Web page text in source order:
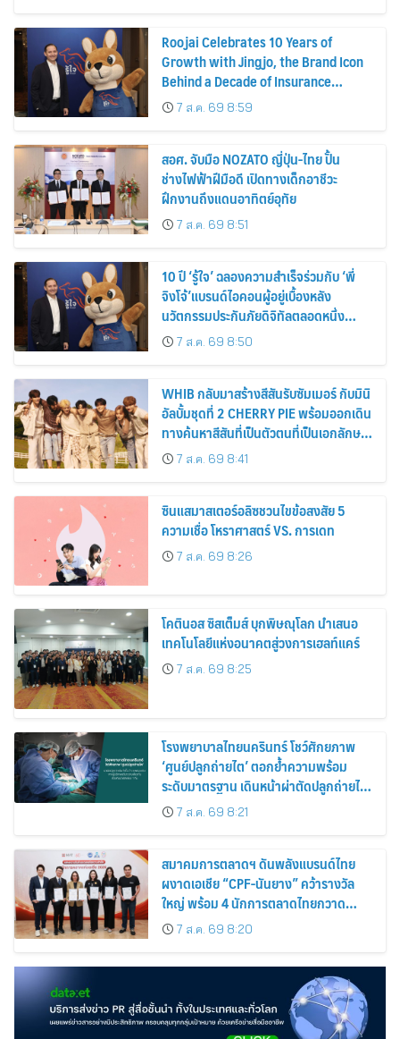
Roojai Celebrates 10 Years of
Growth with Jingjo, the Brand Icon
Behind a Decade of Insurance
Innovation
7 ส.ค. 69 8:59
สอศ. จับมือ NOZATO ญี่ปุ่น-ไทย ปั้น
ช่างไฟฟ้าฝีมือดี เปิดทางเด็กอาชีวะ
ฝึกงานถึงแดนอาทิตย์อุทัย
7 ส.ค. 69 8:51
10 ปี ‘รู้ใจ’ ฉลองความสำเร็จร่วมกับ ‘พี่
จิงโจ้’แบรนด์ไอคอนผู้อยู่เบื้องหลัง
นวัตกรรมประกันภัยดิจิทัลตลอดหนึ่ง
ทศวรรษ
7 ส.ค. 69 8:50
WHIB กลับมาสร้างสีสันรับซัมเมอร์ กับมินิ
อัลบั้มชุดที่ 2 CHERRY PIE พร้อมออกเดิน
ทางค้นหาสีสันที่เป็นตัวตนที่เป็นเอกลักษณ์
ของตัวเอง
7 ส.ค. 69 8:41
ซินแสมาสเตอร์อลิซชวนไขข้อสงสัย 5
ความเชื่อ โหราศาสตร์ VS. การเดท
7 ส.ค. 69 8:26
โคตินอส ซิสเต็มส์ บุกพิษณุโลก นำเสนอ
เทคโนโลยีแห่งอนาคตสู่วงการเฮลท์แคร์
7 ส.ค. 69 8:25
โรงพยาบาลไทยนครินทร์ โชว์ศักยภาพ
‘ศูนย์ปลูกถ่ายไต’ ตอกย้ำความพร้อม
ระดับมาตรฐาน เดินหน้าผ่าตัดปลูกถ่ายไต
สำเร็จ 2 รายพร้อมกัน จากผู้บริจาคอวัยวะ
รายเดียวกัน
7 ส.ค. 69 8:21
สมาคมการตลาดฯ ดันพลังแบรนด์ไทย
ผงาดเอเชีย “CPF-นันยาง” คว้ารางวัล
ใหญ่ พร้อม 4 นักการตลาดไทยกวาด
รางวัลบุคคลเวที AMF AMEA & YWN
2026
7 ส.ค. 69 8:20